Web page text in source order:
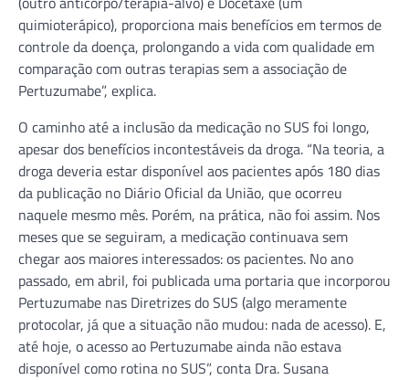
quimioterápico), proporciona mais benefícios em termos de
controle da doença, prolongando a vida com qualidade em
comparação com outras terapias sem a associação de
Pertuzumabe”, explica.
O caminho até a inclusão da medicação no SUS foi longo,
apesar dos benefícios incontestáveis da droga. “Na teoria, a
droga deveria estar disponível aos pacientes após 180 dias
da publicação no Diário Oficial da União, que ocorreu
naquele mesmo mês. Porém, na prática, não foi assim. Nos
meses que se seguiram, a medicação continuava sem
chegar aos maiores interessados: os pacientes. No ano
passado, em abril, foi publicada uma portaria que incorporou
Pertuzumabe nas Diretrizes do SUS (algo meramente
protocolar, já que a situação não mudou: nada de acesso). E,
até hoje, o acesso ao Pertuzumabe ainda não estava
disponível como rotina no SUS”, conta Dra. Susana